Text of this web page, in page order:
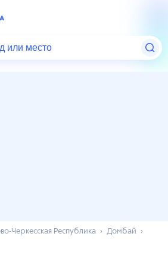
или место
Черкесская Республика
Домбай